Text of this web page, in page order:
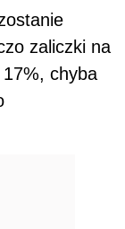
zaliczki na
chyba